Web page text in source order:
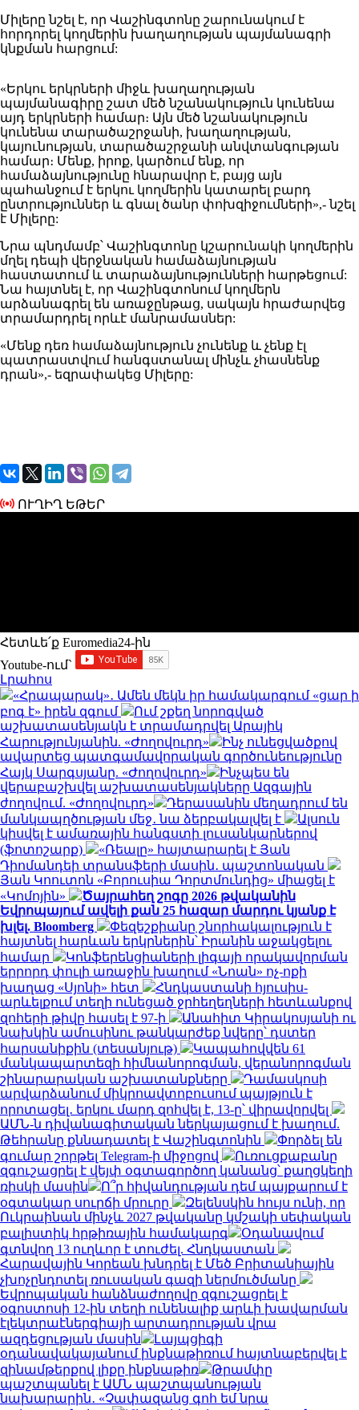
Միլերը նշել է, որ Վաշինգտոնը շարունակում է
հորդորել կողմերին խաղաղության պայմանագրի
կնքման հարցում:
«Երկու երկրների միջև խաղաղության
պայմանագիրը շատ մեծ նշանակություն կունենա
այդ երկրների համար։ Այն մեծ նշանակություն
կունենա տարածաշրջանի, խաղաղության,
կայունության, տարածաշրջանի անվտանգության
համար։ Մենք, իրոք, կարծում ենք, որ
համաձայնությունը հնարավոր է, բայց այն
պահանջում է երկու կողմերին կատարել բարդ
ընտրություններ և գնալ ծանր փոխզիջումների»,- նշել
է Միլերը:
Նրա պնդմամբ՝ Վաշինգտոնը կշարունակի կողմերին
մղել դեպի վերջնական համաձայնության
հաստատում և տարաձայնությունների հարթեցում:
Նա հայտնել է, որ Վաշինգտոնում կողմերն
արձանագրել են առաջընթաց, սակայն հրաժարվեց
տրամարդրել որևէ մանրամասներ:
«Մենք դեռ համաձայնություն չունենք և չենք էլ
պատրաստվում հանգստանալ մինչև չհասնենք
դրան»,- եզրափակեց Միլերը:
ՈՒՂԻՂ ԵԹԵՐ
Հետևե՛ք Euromedia24-ին
Youtube-ում`
Լրահոս
«Հրապարակ»․ Ամեն մեկն իր համակարգում «ցար ի
բոգ է» իրեն զգում
Ում շքեղ նորոգված
աշխատասենյակն է տրամադրվել Արայիկ
Հարությունյանին. «Ժողովուրդ»
Ինչ ունեցվածքով
ավարտեց պատգամավորական գործունեությունը
Հայկ Սարգսյանը. «Ժողովուրդ»
Ինչպես են
վերաբաշխվել աշխատասենյակները Ազգային
ժողովում. «Ժողովուրդ»
Դերասանին մեղադրում են
մանկապղծության մեջ․ նա ձերբակալվել է
Ալսուն
կիսվել է ամառային հանգստի լուսանկարներով
(ֆոտոշարք)
«Ռեալը» հայտարարել է Յան
Դիոմանդեի տրանսֆերի մասին․ պաշտոնական
Յան Կոուտոն «Բորուսիա Դորտմունդից» միացել է
«Կոմոյին»
Ծայրահեղ շոգը 2026 թվականին
Եվրոպայում ավելի քան 25 հազար մարդու կյանք է
խլել. Bloomberg
Փեզեշքիանը շնորհակալություն է
հայտնել հարևան երկրներին՝ Իրանին աջակցելու
համար
Կոնֆերենցիաների լիգայի որակավորման
երրորդ փուլի առաջին խաղում «Նոան» ոչ-ոքի
խաղաց «Սյոնի» հետ
Հնդկաստանի հյուսիս-
արևելքում տեղի ունեցած ջրհեղեղների հետևանքով
զոհերի թիվը հասել է 97-ի
Անահիտ Կիրակոսյանի ու
նախկին ամուսինու թանկարժեք նվերը՝ դստեր
հարսանիքին (տեսանյութ)
Կապահովվեն 61
մանկապարտեզի հիմնանորոգման, վերանորոգման
շինարարական աշխատանքները
Դամասկոսի
արվարձանում միկրոավտոբուսում պայթյուն է
որոտացել․ երկու մարդ զոհվել է, 13-ը՝ վիրավորվել
ԱՄՆ-ն դիվանագիտական ներկայացում է խաղում.
Թեհրանը քննադատել է Վաշինգտոնին
Փորձել են
գումար շորթել Telegram-ի միջոցով
Ուռուցքաբանը
զգուշացրել է վեյփ օգտագործող կանանց՝ քաղցկեղի
ռիսկի մասին
Ո՞ր հիվանդության դեմ պայքարում է
օգտակար սուրճի մրուրը
Զելենսկին հույս ունի, որ
Ուկրաինան մինչև 2027 թվականը կմշակի սեփական
բալիստիկ հրթիռային համակարգ
Օդանավում
գտնվող 13 ուղևոր է տուժել. Հնդկաստան
Հարավային Կորեան խնդրել է Մեծ Բրիտանիային
չխոչընդոտել ռուսական գազի ներմուծմանը
Եվրոպական հանձնաժողովը զգուշացրել է
օգոստոսի 12-ին տեղի ունենալիք արևի խավարման
էլեկտրաէներգիայի արտադրության վրա
ազդեցության մասին
Լայպցիգի
օդանավակայանում ինքնաթիռում հայտնաբերվել է
զինամթերքով լիքը ինքնաթիռ
Թրամփը
պաշտպանել է ԱՄՆ պաշտպանության
նախարարին․ «Չափազանց գոհ եմ նրա